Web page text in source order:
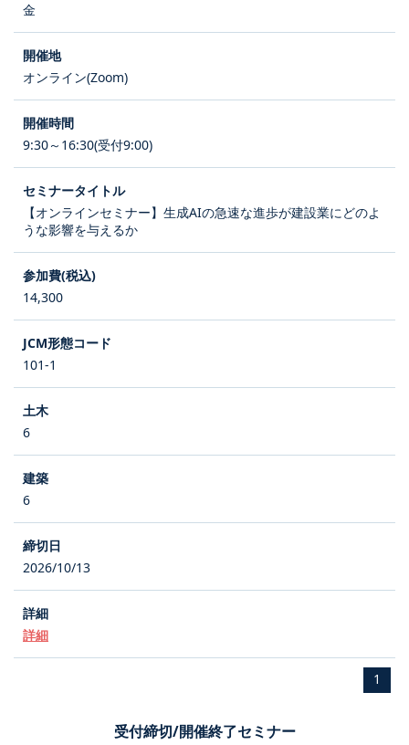
金
オンライン(Zoom)
9:30～16:30(受付9:00)
【オンラインセミナー】生成AIの急速な進歩が建設業にどのよ
うな影響を与えるか
14,300
101-1
6
6
2026/10/13
詳細
1
受付締切/開催終了セミナー